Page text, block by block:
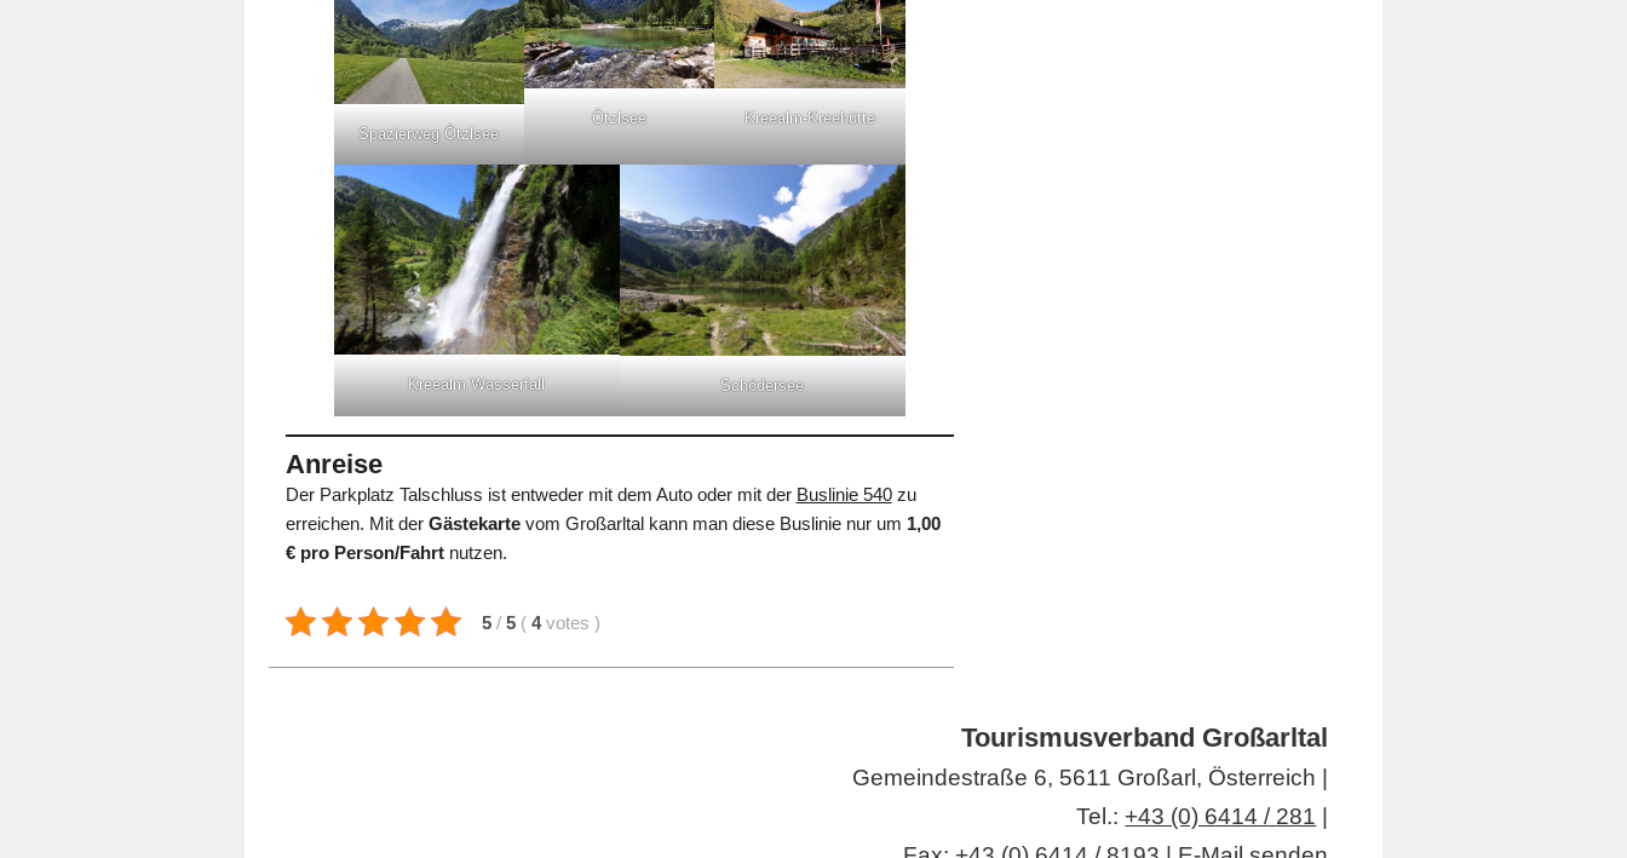
Spazierweg Ötzlsee
Ötzlsee Kreealm-Kreehütte
Kreealm Wasserfall Schödersee
Anreise
Der Parkplatz Talschluss ist entweder mit dem Auto oder mit der Buslinie 540zu
erreichen. Mit der Gästekarte vom Großarltal kann man diese Buslinie nur um 1,00
€ pro Person/Fahrtnutzen.
5 / 5 ( 4 votes )
Tourismusverband Großarltal
Gemeindestraße 6, 5611 Großarl, Österreich |
Tel.: +43 (0) 6414 / 281